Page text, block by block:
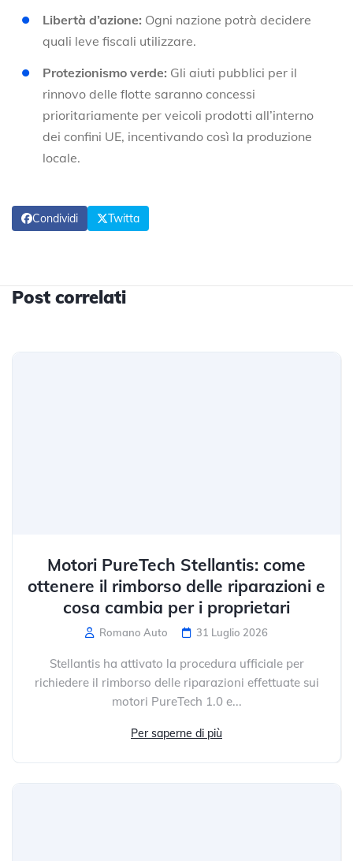
Libertà d’azione: Ogni nazione potrà decidere
quali leve fiscali utilizzare.
Protezionismo verde: Gli aiuti pubblici per il
rinnovo delle flotte saranno concessi
prioritariamente per veicoli prodotti all’interno
dei confini UE, incentivando così la produzione
locale.
Condividi Twitta
Post correlati
Motori PureTech Stellantis: come
ottenere il rimborso delle riparazioni e
cosa cambia per i proprietari
Romano Auto 31 Luglio 2026
Stellantis ha attivato la procedura ufficiale per
richiedere il rimborso delle riparazioni effettuate sui
motori PureTech 1.0 e...
Per saperne di più